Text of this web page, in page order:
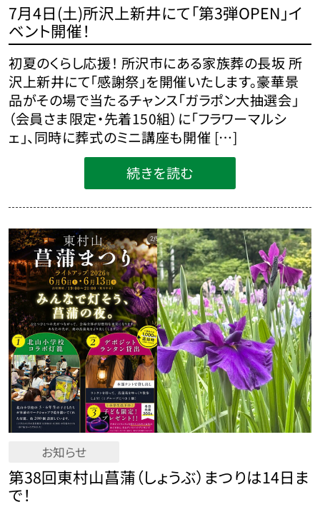
7月4日(土)所沢上新井にて「第3弾OPEN」イ
ベント開催！
初夏のくらし応援！ 所沢市にある家族葬の長坂 所
沢上新井にて「感謝祭」を開催いたします。豪華景
品がその場で当たるチャンス「ガラポン大抽選会」
（会員さま限定・先着150組）に「フラワーマルシ
ェ」、同時に葬式のミニ講座も開催 […]
続きを読む
お知らせ
第38回東村山菖蒲（しょうぶ）まつりは14日ま
で！